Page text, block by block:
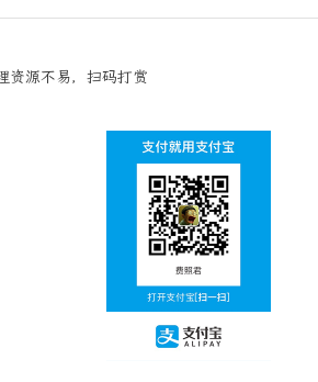
资源不易，扫码打赏